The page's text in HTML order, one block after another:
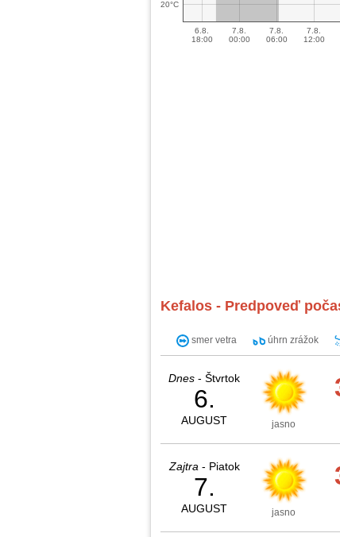
6.8.
18:00
7.8.
00:00
7.8.
06:00
7.8.
12:00
20°C
Kefalos - Predpoveď
smer vetra úhrn zrážok
Dnes - Štvrtok
6.
AUGUST jasno
Zajtra - Piatok
7.
AUGUST jasno